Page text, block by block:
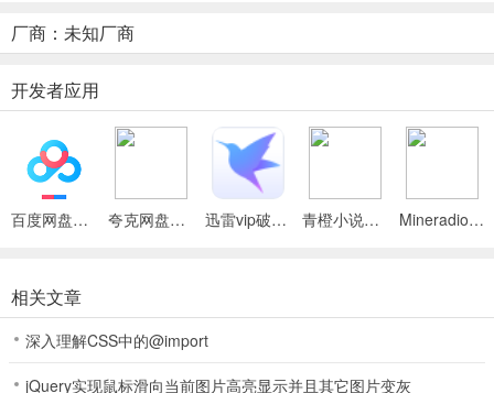
厂商：未知厂商
开发者应用
百度网盘绿色免安装Pc电脑版 夸克网盘官方正式版 迅雷vip破解版永久会员2024版 青橙小说App Mineradio手机版
相关文章
深入理解CSS中的@import
jQuery实现鼠标滑向当前图片高亮显示并且其它图片变灰